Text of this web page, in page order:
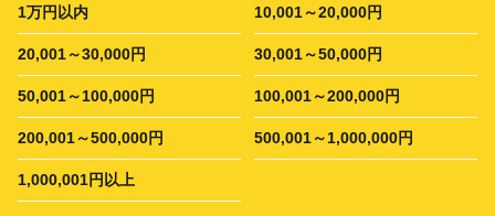
1万円以内 10,001～20,000円
20,001～30,000円 30,001～50,000円
50,001～100,000円 100,001～200,000円
200,001～500,000円 500,001～1,000,000円
1,000,001円以上